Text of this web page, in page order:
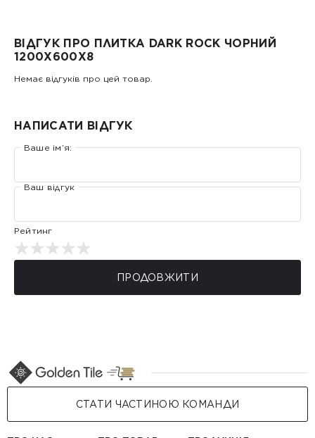
ВІДГУК ПРО ПЛИТКА DARK ROCK ЧОРНИЙ
1200X600X8
Немає відгуків про цей товар.
НАПИСАТИ ВІДГУК
Ваше ім’я:
Ваш відгук
Рейтинг
ПРОДОВЖИТИ
СТАТИ ЧАСТИНОЮ КОМАНДИ